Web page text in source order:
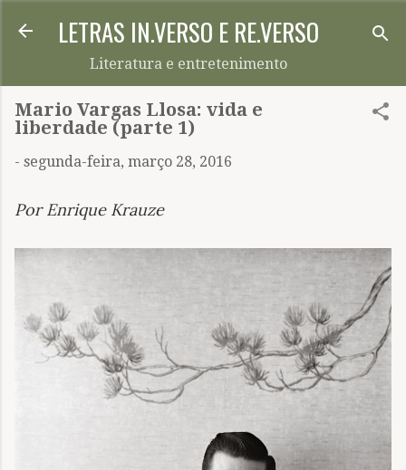
Pular para o conteúdo principal
LETRAS IN.VERSO E RE.VERSO
Literatura e entretenimento
Mario Vargas Llosa: vida e
liberdade (parte 1)
- segunda-feira, março 28, 2016
Por Enrique Krauze